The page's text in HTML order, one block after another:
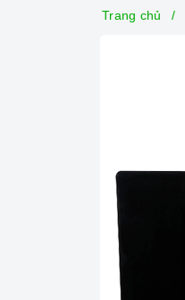
Trang chủ